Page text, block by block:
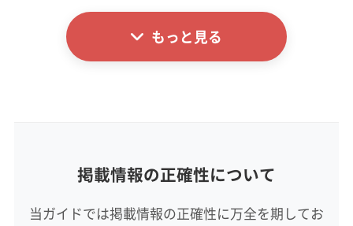
基本情報
代表者名
岡山市南区
岡山市北区 笠岡市 玉野市
高梁市
もっと見る
掲載情報の正確性について
当ガイドでは掲載情報の正確性に万全を期してお